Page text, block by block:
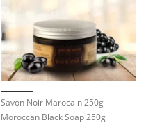
Savon Noir Marocain 250g –
Moroccan Black Soap 250g